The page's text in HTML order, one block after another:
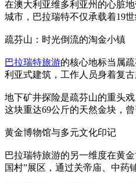
在澳大利亚维多利亚州的心脏
城市，巴拉瑞特不仅承载着19
疏芬山：时光倒流的淘金小镇
巴拉瑞特旅游的核心地标当属
利亚式建筑，工作人员身着复
地下矿井探险是疏芬山的重头
这块重达69公斤的天然金块，
黄金博物馆与多元文化印记
巴拉瑞特旅游的另一维度在黄
国村”展区，通过关帝庙、中药